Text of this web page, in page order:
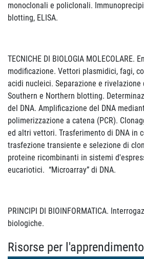
monoclonali e policlonali.
blotting, ELISA.
TECNICHE DI BIOLOGIA MOLECOLARE.
modificazione. Vettori plasmidici, fagi,
acidi nucleici. Separazione e
Southern e Northern blotting.
del DNA. Amplificazione del DNA
polimerizzazione a catena (PCR).
ed altri vettori. Trasferimento di DNA in
trasfezione transiente e selezione di
proteine ricombinanti in sistemi
eucariotici. “Microarray” di DNA.
PRINCIPI DI BIOINFORMATICA.
biologiche.
Risorse per l'apprendimento